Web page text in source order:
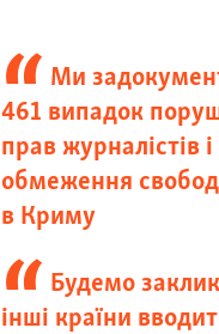
Ми
461 випадок
прав журналістів і
обмеження
в Криму
Будемо
інші країни